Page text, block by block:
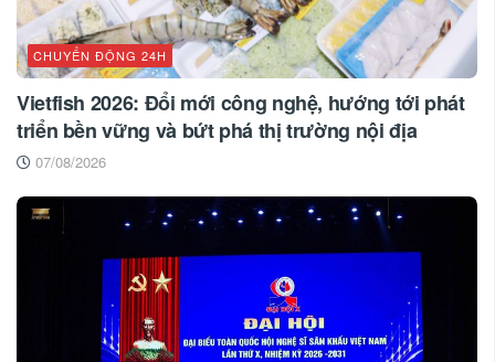
CHUYỂN ĐỘNG 24H
Vietfish 2026: Đổi mới công nghệ, hướng tới phát
triển bền vững và bứt phá thị trường nội địa
07/08/2026